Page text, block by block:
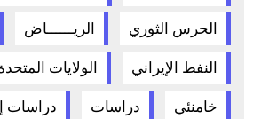
الحرس الثوري الريــــــاض
النفط الإيراني الولايات
خامنئي دراسات دراسات